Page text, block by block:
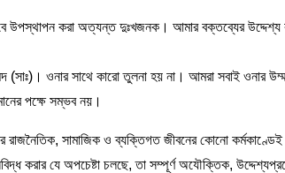
উপস্থাপন করা অত্যন্ত দুঃখজনক। আমার বক্তব্যের
ওনার সাথে কারো তুলনা হয় না। আমরা সবাই ওনার
পক্ষে সম্ভব নয়।
সামাজিক ও ব্যক্তিগত জীবনের কোনো কর্মকাণ্ডেই
করার যে অপচেষ্টা চলছে, তা সম্পূর্ণ অযৌক্তিক,